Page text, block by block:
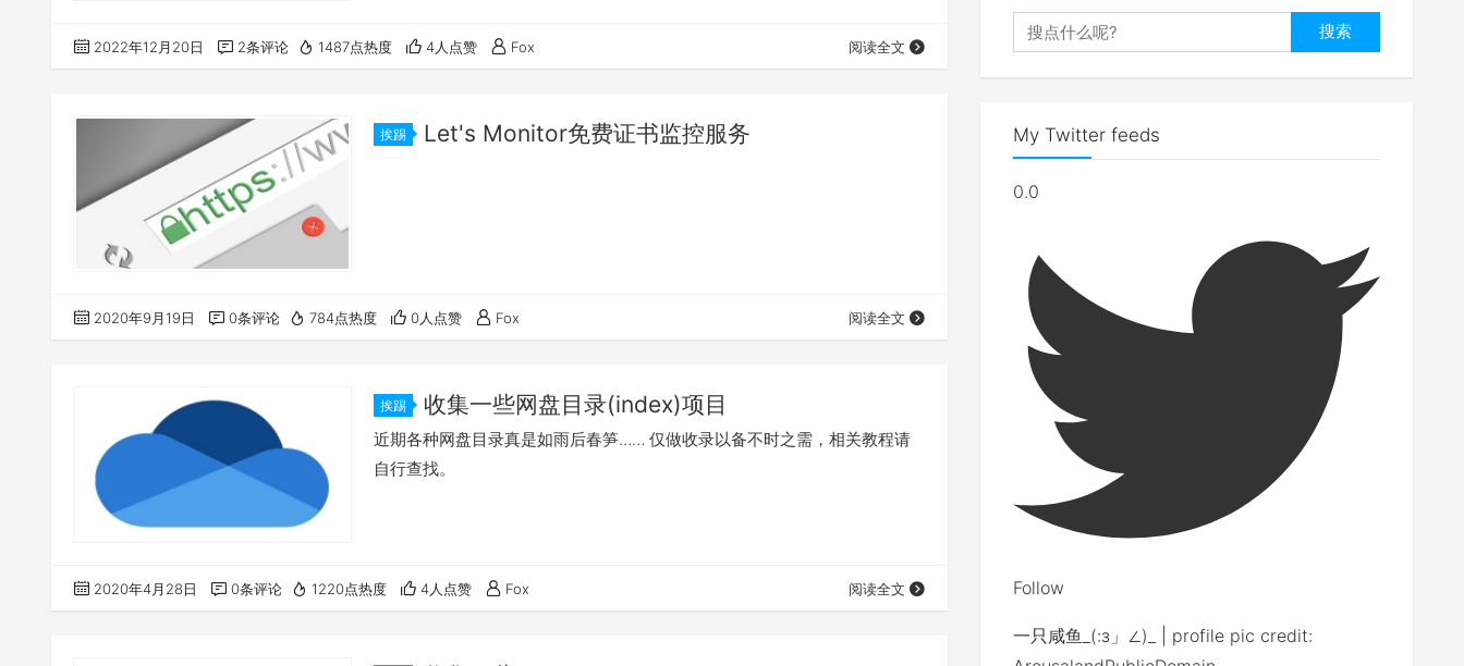
2022年12月20日 2条评论 1487点热度 4人点赞 Fox 阅读全文
挨踢 Let's Monitor免费证书监控服务
2020年9月19日 0条评论 784点热度 0人点赞 Fox 阅读全文
挨踢 收集一些网盘目录(index)项目
近期各种网盘目录真是如雨后春笋…… 仅做收录以备不时之需，相关教程请
自行查找。
2020年4月28日 0条评论 1220点热度 4人点赞 Fox 阅读全文
搜索
My Twitter feeds
0.0
Follow
一只咸鱼_(:з」∠)_ | profile pic credit: